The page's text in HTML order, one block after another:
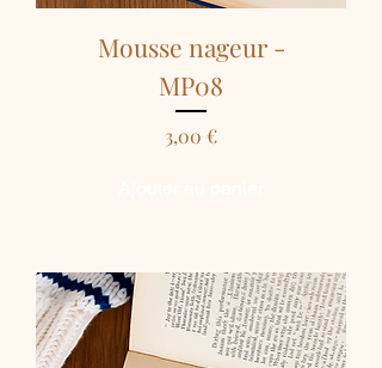
Mousse nageur -
MP08
Prix
3,00 €